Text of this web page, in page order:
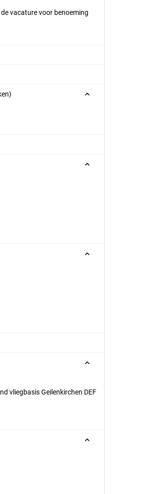
vacature voor benoeming
vliegbasis Geilenkirchen DEF